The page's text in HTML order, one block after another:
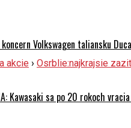
koncern Volkswagen taliansku
Kawasaki sa po 20 rokoch
akcie › Osrblie:najkrajsie